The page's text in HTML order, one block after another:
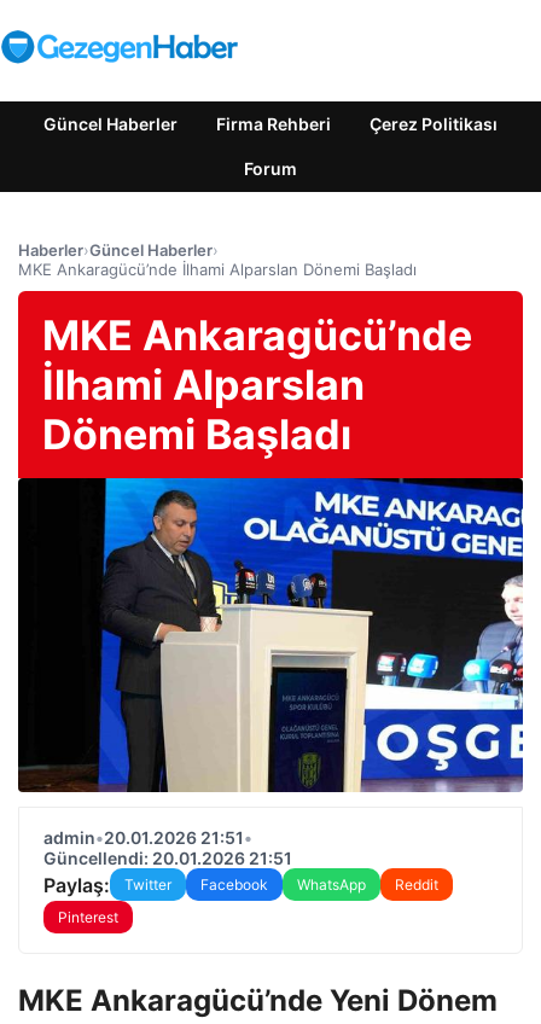
Güncel Haberler Firma Rehberi Çerez Politikası
Forum
Haberler›Güncel Haberler›
MKE Ankaragücü’nde İlhami Alparslan Dönemi Başladı
MKE Ankaragücü’nde
İlhami Alparslan
Dönemi Başladı
admin•20.01.2026 21:51•
Güncellendi: 20.01.2026 21:51
Paylaş: Twitter Facebook WhatsApp
Reddit
Pinterest
MKE Ankaragücü’nde Yeni Dönem